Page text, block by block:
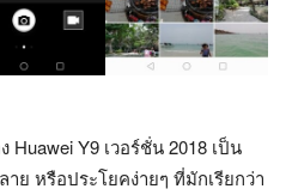
Y9 เวอร์ชั่น 2018 เป็น
ย หรือประโยคง่ายๆ ที่มักเรียกว่า